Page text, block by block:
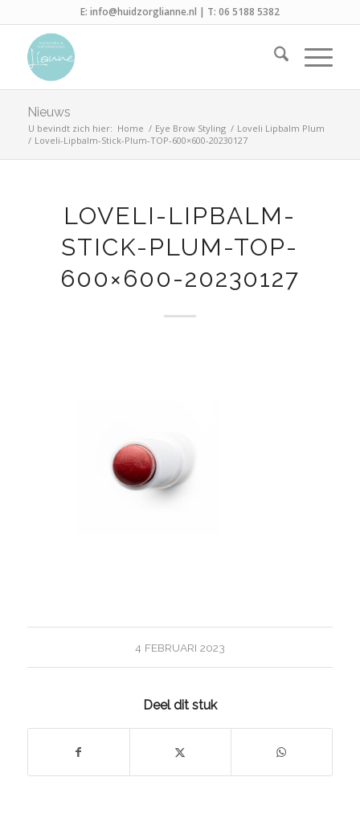
E: info@huidzorglianne.nl | T: 06 5188 5382
Nieuws
U bevindt zich hier: Home / Eye Brow Styling / Loveli Lipbalm Plum
/ Loveli-Lipbalm-Stick-Plum-TOP-600×600-20230127
LOVELI-LIPBALM-
STICK-PLUM-TOP-
600×600-20230127
4 FEBRUARI 2023
Deel dit stuk